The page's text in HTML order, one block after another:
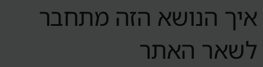
איך הנושא הזה מתחבר
לשאר האתר